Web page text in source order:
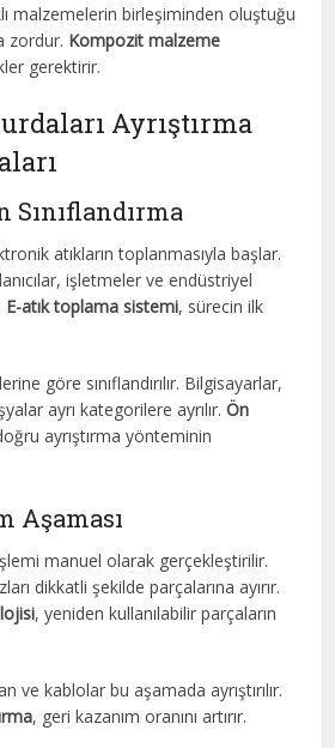
malzemelerin birleşiminden oluştuğu
zordur. Kompozit malzeme
gerektirir.
Ayrıştırma
Sınıflandırma
atıkların toplanmasıyla başlar.
işletmeler ve endüstriyel
E-atık toplama sistemi, sürecin ilk
göre sınıflandırılır. Bilgisayarlar,
ayrı kategorilere ayrılır.Ön
ayrıştırma yönteminin
Aşaması
manuel olarak gerçekleştirilir.
dikkatli şekilde parçalarına ayırır.
, yeniden kullanılabilir parçaların
ve kablolar bu aşamada ayrıştırılır.
, geri kazanım oranını artırır.